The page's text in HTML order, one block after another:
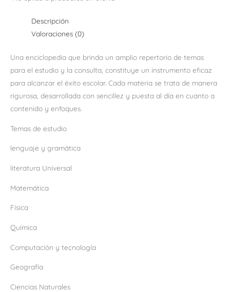
Descripción
Valoraciones (0)
Una enciclopedia que brinda un amplio repertorio de temas
para el estudio y la consulta, constituye un instrumento eficaz
para alcanzar el éxito escolar. Cada materia se trata de manera
rigurosa, desarrollada con sencillez y puesta al día en cuanto a
contenido y enfoques.
Temas de estudio
lenguaje y gramática
literatura Universal
Matemática
Física
Química
Computación y tecnología
Geografía
Ciencias Naturales